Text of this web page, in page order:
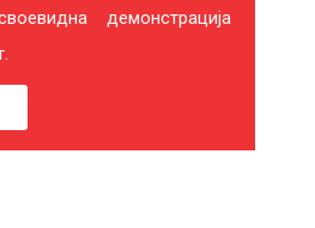
демонстрација